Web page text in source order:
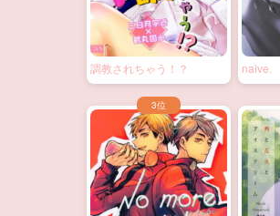
調教されちゃう！？ naive.